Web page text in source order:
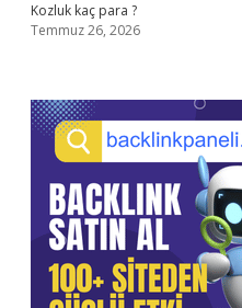
Kozluk kaç para ?
Temmuz 26, 2026